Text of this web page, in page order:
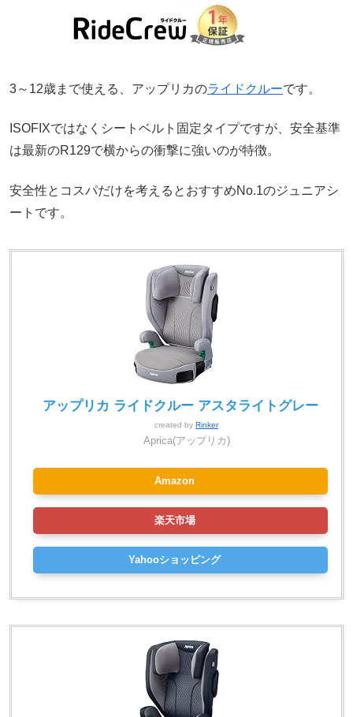
3～12歳まで使える、アップリカのライドクルーです。
ISOFIXではなくシートベルト固定タイプですが、安全基準
は最新のR129で横からの衝撃に強いのが特徴。
安全性とコスパだけを考えるとおすすめNo.1のジュニアシ
ートです。
アップリカ ライドクルー アスタライトグレー
created by Rinker
Aprica(アップリカ)
Amazon
楽天市場
Yahooショッピング